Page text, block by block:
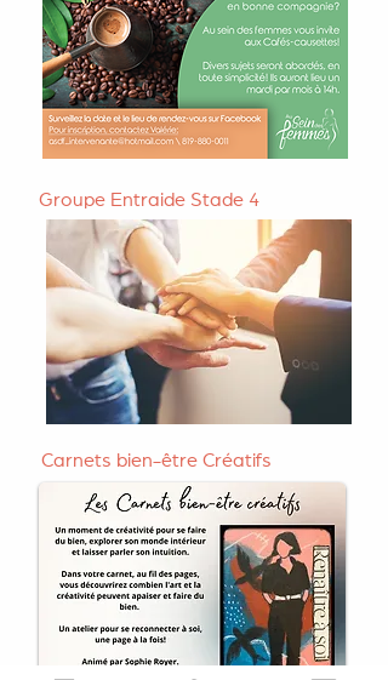
Groupe Entraide Stade 4
Carnets bien-être Créatifs